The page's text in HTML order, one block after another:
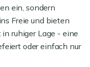
ein, sondern
Freie und bieten
ruhiger Lage - eine
oder einfach nur